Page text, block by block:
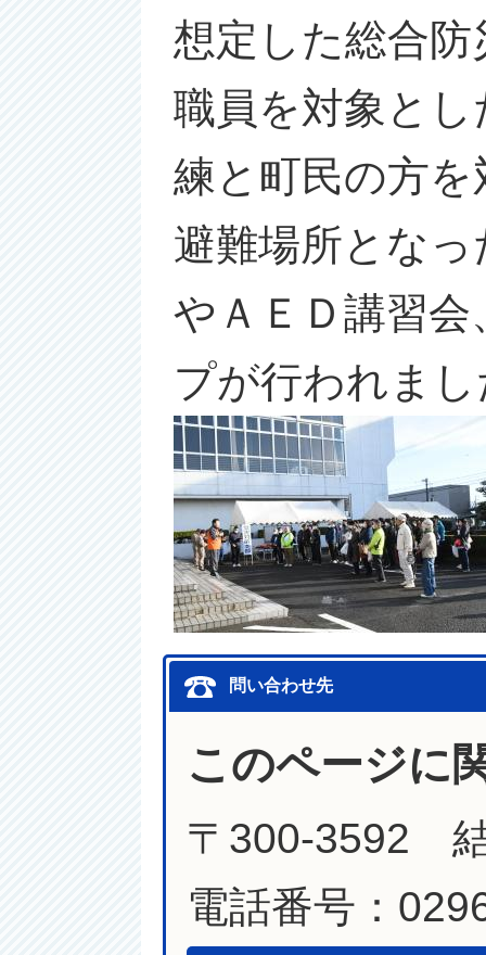
想定した総合
職員を対象と
練と町民の方
避難場所とな
やＡＥＤ講習
プが行われま
問い合わせ先
このページに
〒300-3592
電話番号：